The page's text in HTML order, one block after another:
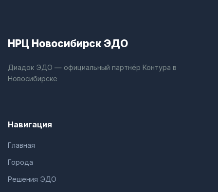
НРЦ Новосибирск ЭДО
Диадок ЭДО — официальный партнёр Контура в
Новосибирске
Навигация
Главная
Города
Решения ЭДО